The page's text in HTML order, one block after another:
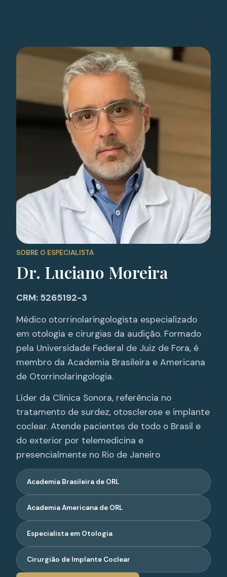
SOBRE O ESPECIALISTA
Dr. Luciano Moreira
CRM: 5265192-3
Médico otorrinolaringologista especializado
em otologia e cirurgias da audição. Formado
pela Universidade Federal de Juiz de Fora, é
membro da Academia Brasileira e Americana
de Otorrinolaringologia.
Líder da Clínica Sonora, referência no
tratamento de surdez, otosclerose e implante
coclear. Atende pacientes de todo o Brasil e
do exterior por telemedicina e
presencialmente no Rio de Janeiro
Academia Brasileira de ORL
Academia Americana de ORL
Especialista em Otologia
Cirurgião de Implante Coclear